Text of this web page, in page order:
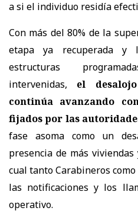
a si el individuo residía
Con más del 80% de la
etapa ya recuperada
estructuras
intervenidas, el
continúa avanzando
fijados por las
fase asoma como un
presencia de más
cual tanto Carabineros
las notificaciones y los
operativo.